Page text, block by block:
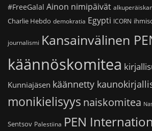
#FreeGalal Ainon nimipäivät
Charlie Hebdo demokratia Egypti ICORN
journalismi Kansainvälinen
käännöskomitea
Kunniajäsen käännetty
monikielisyys naiskomitea
Sentsov Palestiina PEN